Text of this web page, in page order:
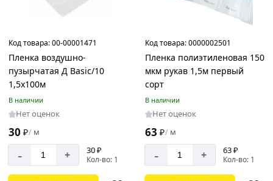
Код товара:00-00001471
Пленка воздушно-
пузырчатая Д Basic/10
1,5х100м
В наличии
Нет оценок
30 ₽/ м
- + 30 ₽
Кол-во: 1
Код товара:0000002501
Пленка полиэтиленовая 150
мкм рукав 1,5м первый
сорт
В наличии
Нет оценок
63 ₽/ м
- + 63 ₽
Кол-во: 1